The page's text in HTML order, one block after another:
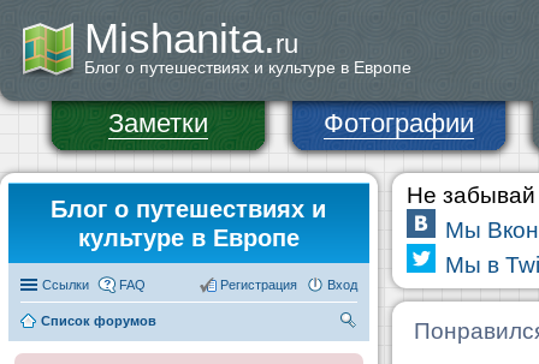
Mishanita.ru
Блог о путешествиях и культуре в Европе
Заметки Фотографии
Блог о путешествиях и
культуре в Европе
Ссылки FAQ Вход
Регистрация
Список форумов
Не забывай
Мы
Мы в